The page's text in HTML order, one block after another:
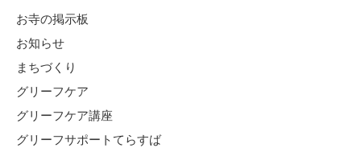
お寺の掲示板
お知らせ
まちづくり
グリーフケア
グリーフケア講座
グリーフサポートてらすば